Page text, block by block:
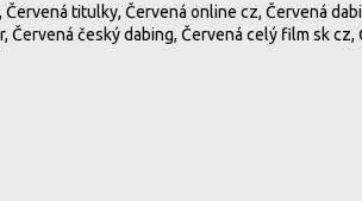
titulky, Červená online cz, Červená
český dabing, Červená celý film sk